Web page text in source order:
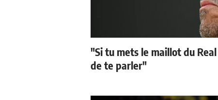
"Si tu mets le maillot du
de te parler"